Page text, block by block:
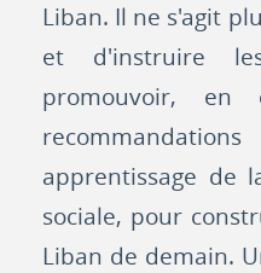
Liban. Il ne s'agit
et d'instruire
promouvoir, en
apprentissage de
sociale, pour
Liban de demain.